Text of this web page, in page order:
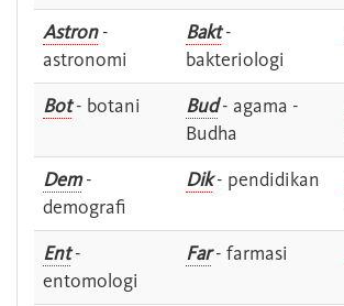
Astron-
astronomi
Bakt-
bakteriologi
Bot- botani Bud- agama -
Budha
Dem-
demografi
Dik- pendidikan
Ent-
entomologi
Far- farmasi